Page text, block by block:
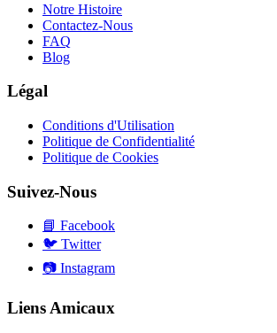
Notre Histoire
Contactez-Nous
FAQ
Blog
Légal
Conditions d'Utilisation
Politique de Confidentialité
Politique de Cookies
Suivez-Nous
📘 Facebook
🐦 Twitter
📷 Instagram
Liens Amicaux